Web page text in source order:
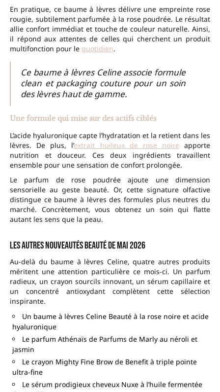
En pratique, ce baume à lèvres délivre une empreinte rose
rougie, subtilement parfumée à la rose poudrée. Le résultat
allie confort immédiat et touche de couleur naturelle. Ainsi,
il répond aux attentes de celles qui cherchent un produit
multifonction pour le quotidien.
Ce baume à lèvres Celine associe formule
clean et packaging couture pour un soin
des lèvres haut de gamme.
Une formule qui mise sur des actifs ciblés
L’acide hyaluronique capte l’hydratation et la retient dans les
lèvres. De plus, l’extrait huileux de rose noire apporte
nutrition et douceur. Ces deux ingrédients travaillent
ensemble pour une sensation de confort prolongée.
Le parfum de rose poudrée ajoute une dimension
sensorielle au geste beauté. Or, cette signature olfactive
distingue ce baume à lèvres des formules plus neutres du
marché. Concrètement, vous obtenez un soin qui flatte
autant les sens que la peau.
Les autres nouveautés beauté de mai 2026
Au-delà du baume à lèvres Celine, quatre autres produits
méritent une attention particulière ce mois-ci. Un parfum
radieux, un crayon sourcils innovant, un sérum capillaire et
un concentré antioxydant complètent cette sélection
inspirante.
Un baume à lèvres Celine Beauté à la rose noire et acide
hyaluronique
Le parfum Athénaïs de Parfums de Marly au néroli et
jasmin
Le crayon Mighty Fine Brow de Benefit à triple pointe
ultra-fine
Le sérum prodigieux cheveux Nuxe à l’huile fermentée